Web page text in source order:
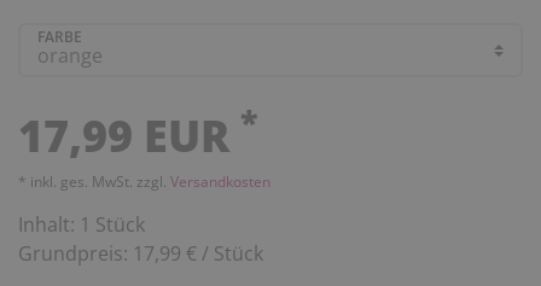
FARBE
17,99 EUR *
* inkl. ges. MwSt. zzgl. Versandkosten
Inhalt: 1 Stück
Grundpreis: 17,99 € / Stück